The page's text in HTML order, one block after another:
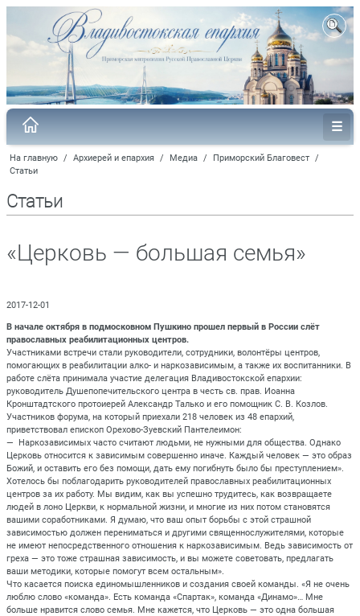
На главную / Архиерей и епархия / Медиа / Приморский Благовест /
Статьи
Статьи
«Церковь — большая семья»
2017-12-01
В начале октября в подмосковном Пушкино прошел первый в России слёт
православных реабилитационных центров.
Участниками встречи стали руководители, сотрудники, волонтёры центров,
помогающих в реабилитации алко- и наркозависимым, а также их воспитанники. В
работе слёта принимала участие делегация Владивостокской епархии:
руководитель Душепопечительского центра в честь св. прав. Иоанна
Кронштадтского протоиерей Александр Талько и его помощник С. В. Козлов.
Участников форума, на который приехали 218 человек из 48 епархий,
приветствовал епископ Орехово-Зуевский Пантелеимон:
— Наркозависимых часто считают людьми, не нужными для общества. Однако
Церковь относится к зависимым совершенно иначе. Каждый человек — это образ
Божий, и оставить его без помощи, дать ему погибнуть было бы преступлением».
Хотелось бы поблагодарить руководителей православных реабилитационных
центров за их работу. Мы видим, как вы успешно трудитесь, как возвращаете
людей в лоно Церкви, к нормальной жизни, и многие из них потом становятся
вашими соработниками. Я думаю, что ваш опыт борьбы с этой страшной
зависимостью должен перениматься и другими священнослужителями, которые
не имеют непосредственного отношения к наркозависимым. Ведь зависимость от
греха — это тоже страшная зависимость, и вы можете советовать, предлагать
ваши методики, которые помогут всем остальным».
Что касается поиска единомышленников и создания своей команды. «Я не очень
люблю слово «команда». Есть команда «Спартак», команда «Динамо»… Мне
больше нравится слово семья. Мне кажется, что Церковь — это одна большая